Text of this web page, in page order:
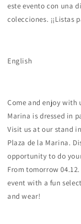
este evento con una
colecciones. ¡¡Listas
English
Come and enjoy with
Marina is dressed in
Visit us at our stand
Plaza de la Marina.
opportunity to do
From tomorrow
event with a fun
and wear!